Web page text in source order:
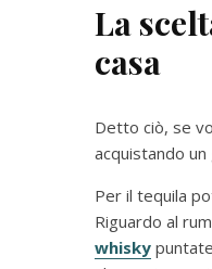
La
casa
Detto ciò, se
acquistando
Per il tequila
Riguardo al
whisky